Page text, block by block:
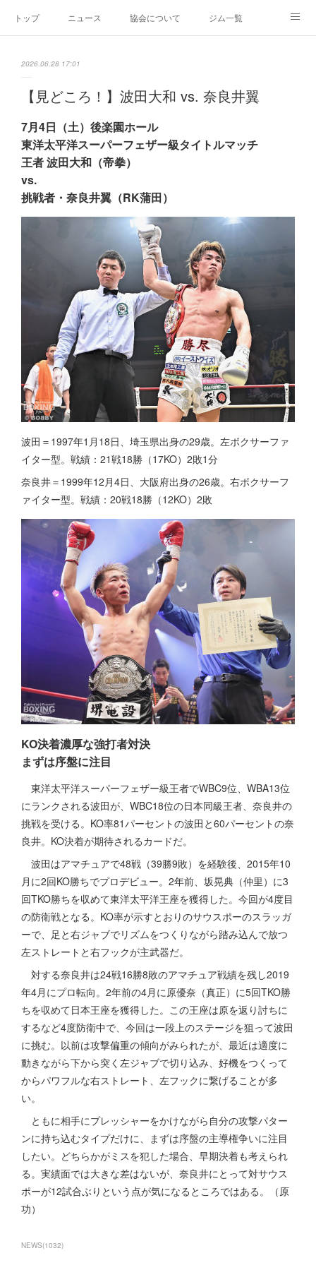
トップ ニュース 協会について ジム一覧
2026.06.28 17:01
【見どころ！】波田大和 vs. 奈良井翼
7月4日（土）後楽園ホール
東洋太平洋スーパーフェザー級タイトルマッチ
王者 波田大和（帝拳）
vs.
挑戦者・奈良井翼（RK蒲田）
波田＝1997年1月18日、埼玉県出身の29歳。左ボクサーファ
イター型。戦績：21戦18勝（17KO）2敗1分
奈良井＝1999年12月4日、大阪府出身の26歳。右ボクサーフ
ァイター型。戦績：20戦18勝（12KO）2敗
KO決着濃厚な強打者対決
まずは序盤に注目
東洋太平洋スーパーフェザー級王者でWBC9位、WBA13位
にランクされる波田が、WBC18位の日本同級王者、奈良井の
挑戦を受ける。KO率81パーセントの波田と60パーセントの奈
良井。KO決着が期待されるカードだ。
波田はアマチュアで48戦（39勝9敗）を経験後、2015年10
月に2回KO勝ちでプロデビュー。2年前、坂晃典（仲里）に3
回TKO勝ちを収めて東洋太平洋王座を獲得した。今回が4度目
の防衛戦となる。KO率が示すとおりのサウスポーのスラッガ
ーで、足と右ジャブでリズムをつくりながら踏み込んで放つ
左ストレートと右フックが主武器だ。
対する奈良井は24戦16勝8敗のアマチュア戦績を残し2019
年4月にプロ転向。2年前の4月に原優奈（真正）に5回TKO勝
ちを収めて日本王座を獲得した。この王座は原を返り討ちに
するなど4度防衛中で、今回は一段上のステージを狙って波田
に挑む。以前は攻撃偏重の傾向がみられたが、最近は適度に
動きながら下から突く左ジャブで切り込み、好機をつくって
からパワフルな右ストレート、左フックに繋げることが多
い。
ともに相手にプレッシャーをかけながら自分の攻撃パター
ンに持ち込むタイプだけに、まずは序盤の主導権争いに注目
したい。どちらかがミスを犯した場合、早期決着も考えられ
る。実績面では大きな差はないが、奈良井にとって対サウス
ポーが12試合ぶりという点が気になるところではある。（原
功）
NEWS(1032)